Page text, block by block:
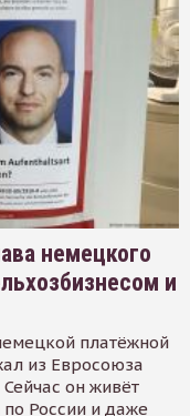
немецкого
и
платёжной
из Евросоюза
он живёт
России и даже